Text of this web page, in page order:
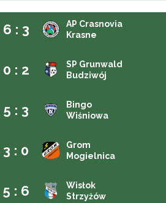
6 : 3
AP Crasnovia
Krasne
0 : 2
SP Grunwald
Budziwój
5 : 3
Bingo
Wiśniowa
3 : 0
Grom
Mogielnica
5 : 6
Wisłok
Strzyżów